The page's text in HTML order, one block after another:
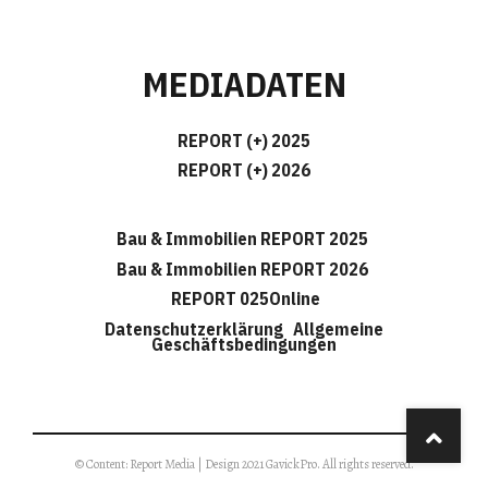
MEDIADATEN
REPORT (+) 2025
REPORT (+) 2026
Bau & Immobilien REPORT 2025
Bau & Immobilien REPORT 2026
REPORT 025Online
Datenschutzerklärung Allgemeine
Geschäftsbedingungen
© Content: Report Media | Design 2021 GavickPro. All rights reserved.